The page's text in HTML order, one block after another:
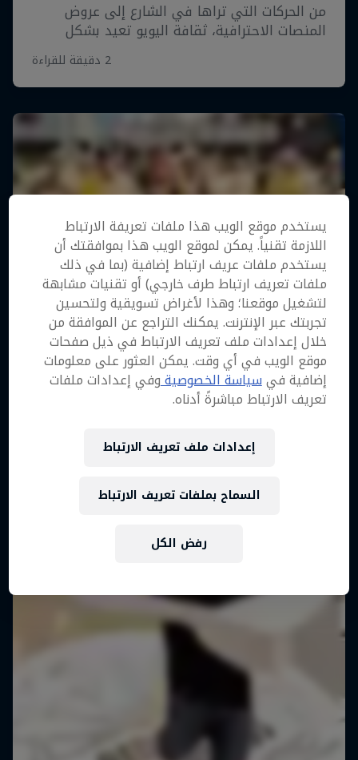
يستخدم موقع الويب هذا ملفات تعريفة الارتباط
اللازمة تقنياً. يمكن لموقع الويب هذا بموافقتك أن
يستخدم ملفات عريف ارتباط إضافية (بما في ذلك
ملفات تعريف ارتباط طرف خارجي) أو تقنيات مشابهة
لتشغيل موقعنا؛ وهذا لأغراض تسويقية ولتحسين
تجربتك عبر الإنترنت. يمكنك التراجع عن الموافقة من
خلال إعدادات ملف تعريف الارتباط في ذيل صفحات
موقع الويب في أي وقت. يمكن العثور على معلومات
إضافية فيسياسة الخصوصيةوفي إعدادات ملفات
تعريف الارتباط مباشرةً أدناه.
إعدادات ملف تعريف الارتباط
رفض الكل
السماح بملفات تعريف الارتباط